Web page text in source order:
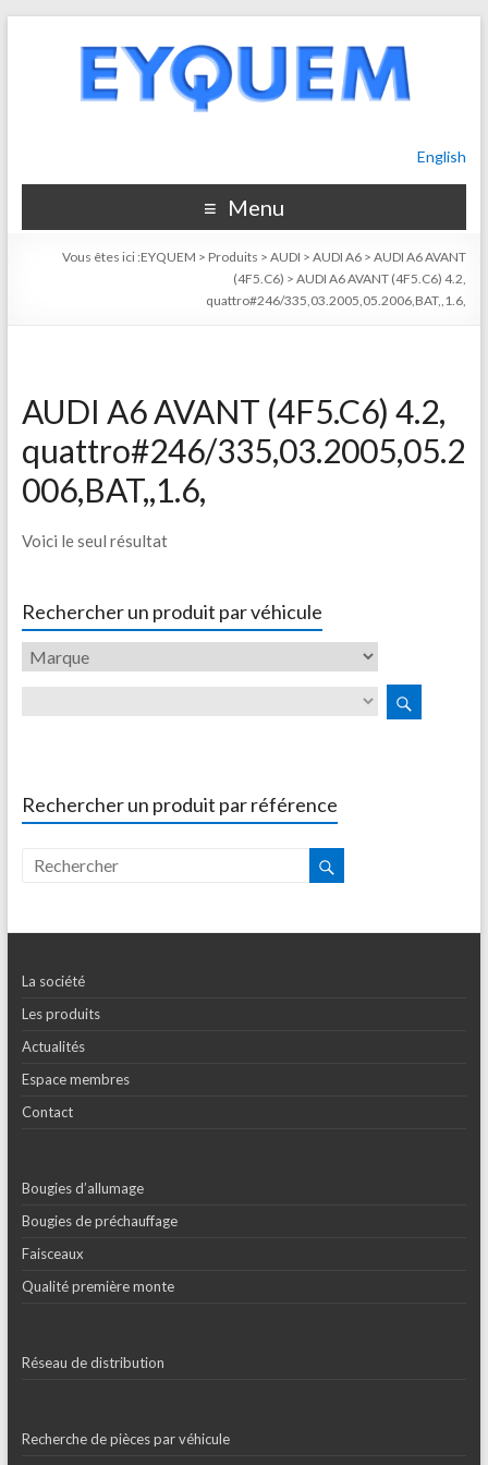
English
Menu
Vous êtes ici :EYQUEM > Produits >AUDI >AUDI A6 >AUDI A6 AVANT
(4F5.C6) >AUDI A6 AVANT (4F5.C6) 4.2,
quattro#246/335,03.2005,05.2006,BAT,,1.6,
AUDI A6 AVANT (4F5.C6) 4.2,
quattro#246/335,03.2005,05.2
006,BAT,,1.6,
Voici le seul résultat
Rechercher un produit par véhicule
Rechercher un produit par référence
La société
Les produits
Actualités
Espace membres
Contact
Bougies d’allumage
Bougies de préchauffage
Faisceaux
Qualité première monte
Réseau de distribution
Recherche de pièces par véhicule